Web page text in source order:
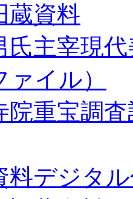
蔵資料
氏主宰現
ァイル）
院重宝調
料デジタ